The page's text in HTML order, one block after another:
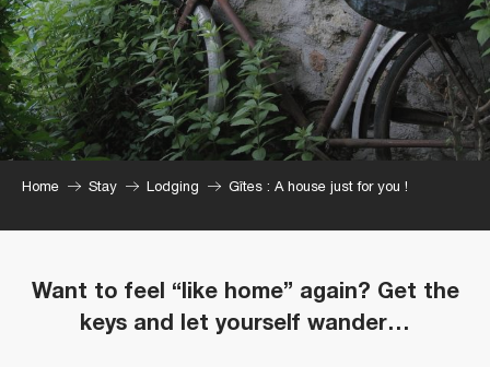
Home Stay Lodging Gîtes : A house just for you !
Want to feel “like home” again? Get the
keys and let yourself wander…